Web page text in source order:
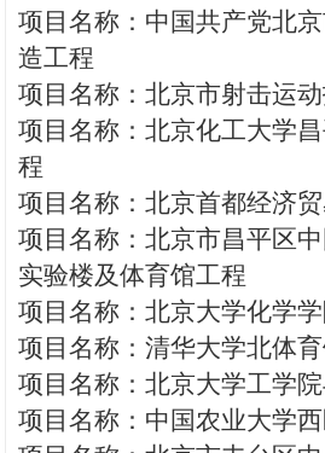
项目名称：中国共产党北
造工程
项目名称：北京市射击运
项目名称：北京化工大学
程
项目名称：北京首都经济
项目名称：北京市昌平区
实验楼及体育馆工程
项目名称：北京大学化学
项目名称：清华大学北体
项目名称：北京大学工学
项目名称：中国农业大学